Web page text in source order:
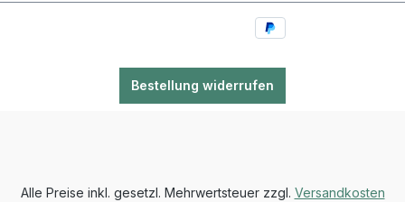
Bestellung widerrufen
Alle Preise inkl. gesetzl. Mehrwertsteuer zzgl. Versandkosten